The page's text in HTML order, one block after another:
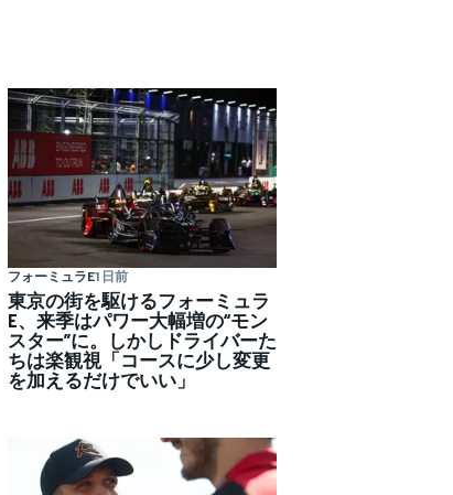
フォーミュラE1 日前
東京の街を駆けるフォーミュラ
E、来季はパワー大幅増の“モン
スター”に。しかしドライバーた
ちは楽観視「コースに少し変更
を加えるだけでいい」